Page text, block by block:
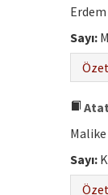
Sayı:
Sayı: